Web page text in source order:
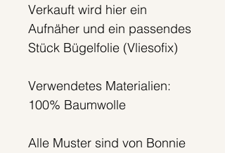
Verkauft wird hier ein
Aufnäher und ein passendes
Stück Bügelfolie (Vliesofix)
Verwendetes Materialien:
100% Baumwolle
Alle Muster sind von Bonnie